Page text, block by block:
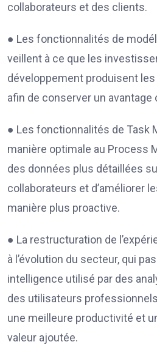
collaborateurs et des clients.
● Les fonctionnalités de
veillent à ce que les
développement produisent
afin de conserver un avantage
● Les fonctionnalités de Task
manière optimale au Process
des données plus détaillées
collaborateurs et d’améliorer
manière plus proactive.
● La restructuration de
à l’évolution du secteur, qui
intelligence utilisé par des
des utilisateurs
une meilleure productivité et
valeur ajoutée.